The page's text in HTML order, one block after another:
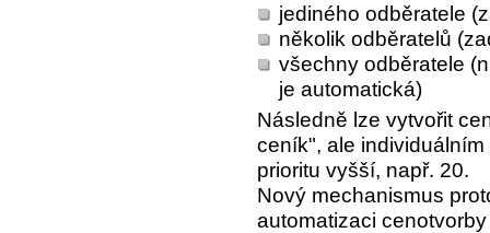
jediného odběratele
několik odběratelů
všechny odběratele
je automatická)
Následně lze vytvořit
ceník", ale
prioritu vyšší, např. 20.
Nový mechanismus
automatizaci